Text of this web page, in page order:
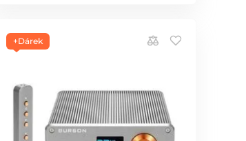
+Dárek